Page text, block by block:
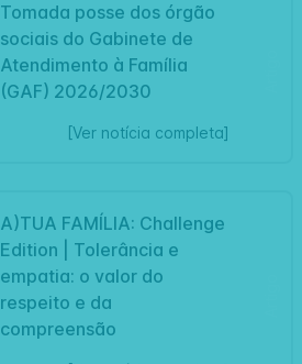
Tomada posse dos órgão
sociais do Gabinete de
Atendimento à Família
(GAF) 2026/2030
[Ver notícia completa]
A)TUA FAMÍLIA: Challenge
Edition | Tolerância e
empatia: o valor do
respeito e da
compreensão